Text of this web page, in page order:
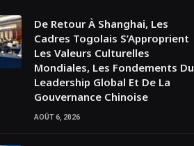
De Retour À Shanghai, Les
Cadres Togolais S’Approprient
Les Valeurs Culturelles
Mondiales, Les Fondements Du
Leadership Global Et De La
Gouvernance Chinoise
AOÛT 6, 2026